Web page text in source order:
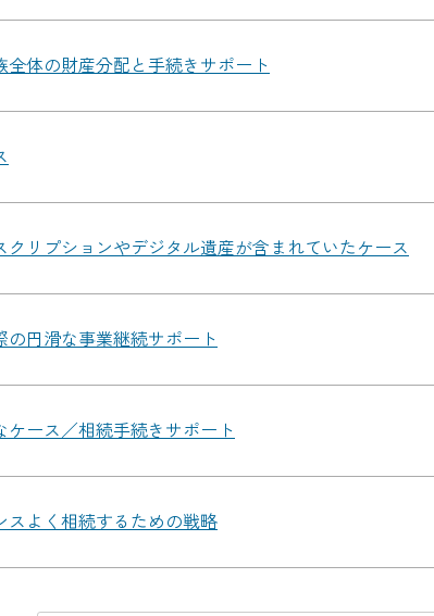
体の財産分配と手続きサポート
リプションやデジタル遺産が含まれていたケース
円滑な事業継続サポート
ース／相続手続きサポート
よく相続するための戦略